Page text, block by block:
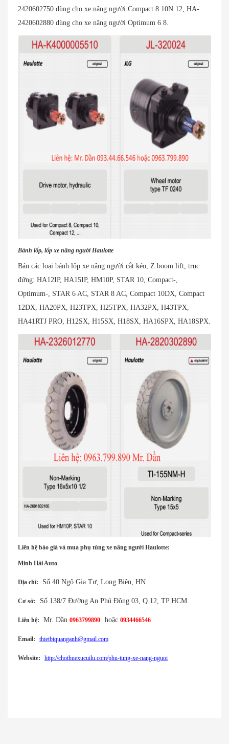
2420602750 dùng cho xe nâng người Compact 8 10N 12, HA-
2420602880 dùng cho xe nâng người Optimum 6 8.
Bánh lốp, lốp xe nâng người Haulotte
Bán các loại bánh lốp xe nâng người cắt kéo, Z boom lift, trục
đứng: HA12IP, HA15IP, HM10P, STAR 10, Compact-,
Optimum-, STAR 6 AC, STAR 8 AC, Compact 10DX, Compact
12DX, HA20PX, H23TPX, H25TPX, HA32PX, H43TPX,
HA41RTJ PRO, H12SX, H15SX, H18SX, HA16SPX, HA18SPX.
Liên hệ báo giá và mua phụ tùng xe nâng người Haulotte:
Minh Hải Auto
Địa chỉ: Số 40 Ngô Gia Tự, Long Biên, HN
Cơ sở: Số 138/7 Đường An Phú Đông 03, Q.12, TP HCM
Liên hệ: Mr. Dần 0963799890 hoặc 0934466546
Email: thietbiquanganh@gmail.com
Website: http://chothuexucuilu.com/phu-tung-xe-nang-nguoi